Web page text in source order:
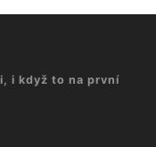
i když to na první